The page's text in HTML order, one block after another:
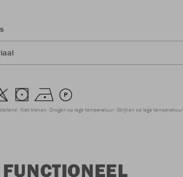
Niet bleken Drogen op lage temperatuur Strijken op lage temperatuur